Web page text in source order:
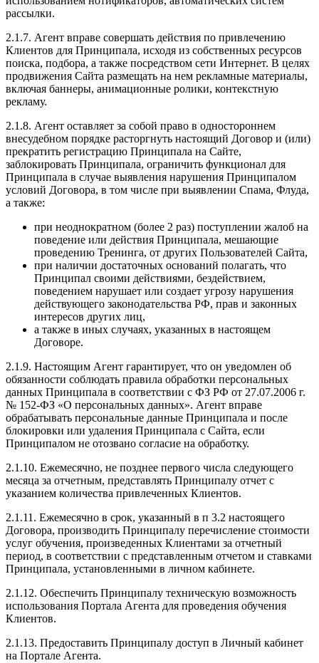
рассылки.
2.1.7. Агент вправе совершать действия по привлечению
Клиентов для Принципала, исходя из собственных ресурсов
поиска, подбора, а также посредством сети Интернет. В целях
продвижения Сайта размещать на нем рекламные материалы,
включая баннеры, анимационные ролики, контекстную
рекламу.
2.1.8. Агент оставляет за собой право в одностороннем
внесудебном порядке расторгнуть настоящий Договор и (или)
прекратить регистрацию Принципала на Сайте,
заблокировать Принципала, ограничить функционал для
Принципала в случае выявления нарушения Принципалом
условий Договора, в том числе при выявлении Спама, Флуда,
а также:
при неоднократном (более 2 раз) поступлении жалоб на
поведение или действия Принципала, мешающие
проведению Тренинга, от других Пользователей Сайта,
при наличии достаточных оснований полагать, что
Принципал своими действиями, бездействием,
поведением нарушает или создает угрозу нарушения
действующего законодательства РФ, прав и законных
интересов других лиц,
а также в иных случаях, указанных в настоящем
Договоре.
2.1.9. Настоящим Агент гарантирует, что он уведомлен об
обязанности соблюдать правила обработки персональных
данных Принципала в соответствии с ФЗ РФ от 27.07.2006 г.
№ 152-ФЗ «О персональных данных». Агент вправе
обрабатывать персональные данные Принципала и после
блокировки или удаления Принципала с Сайта, если
Принципалом не отозвано согласие на обработку.
2.1.10. Ежемесячно, не позднее первого числа следующего
месяца за отчетным, представлять Принципалу отчет с
указанием количества привлеченных Клиентов.
2.1.11. Ежемесячно в срок, указанный в п 3.2 настоящего
Договора, производить Принципалу перечисление стоимости
услуг обучения, произведенных Клиентами за отчетный
период, в соответствии с представленным отчетом и ставками
Принципала, установленными в личном кабинете.
2.1.12. Обеспечить Принципалу техническую возможность
использования Портала Агента для проведения обучения
Клиентов.
2.1.13. Предоставить Принципалу доступ в Личный кабинет
на Портале Агента.